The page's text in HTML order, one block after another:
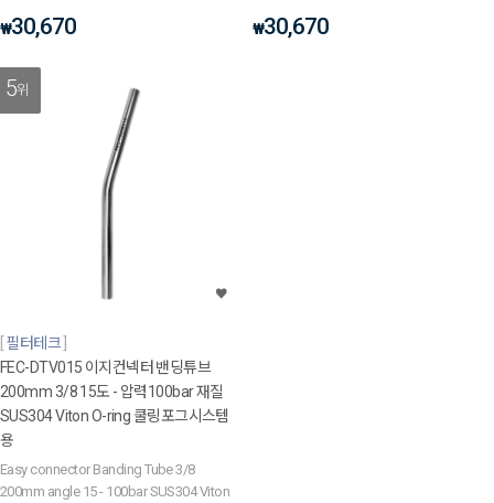
₩30,670 ₩30,670
5위
필터테크
FEC-DTV015 이지컨넥터 밴딩튜브
200mm 3/8 15도 - 압력100bar 재질
SUS304 Viton O-ring 쿨링포그시스템
용
Easy connector Banding Tube 3/8
200mm angle 15 - 100bar SUS304 Viton